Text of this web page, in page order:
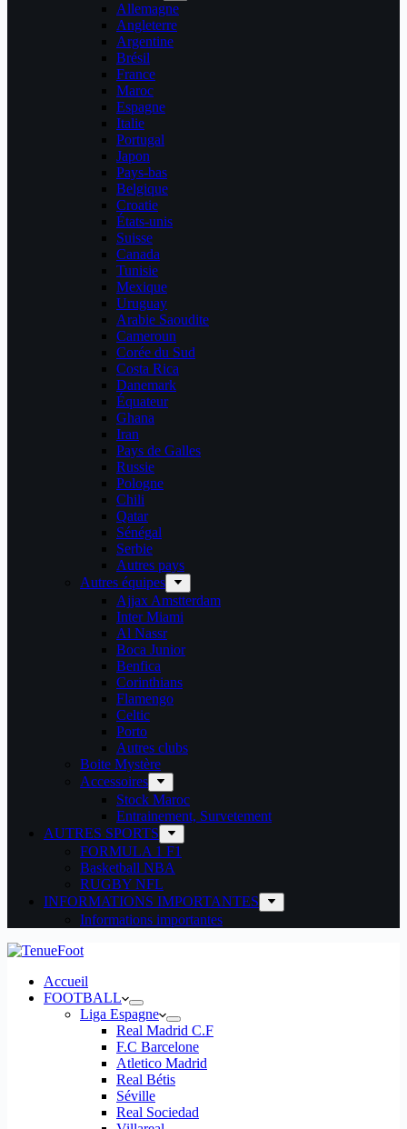
Allemagne
Angleterre
Argentine
Brésil
France
Maroc
Espagne
Italie
Portugal
Japon
Pays-bas
Belgique
Croatie
États-unis
Suisse
Canada
Tunisie
Mexique
Uruguay
Arabie Saoudite
Cameroun
Corée du Sud
Costa Rica
Danemark
Équateur
Ghana
Iran
Pays de Galles
Russie
Pologne
Chili
Qatar
Sénégal
Serbie
Autres pays
Autres équipes
Ajjax Amstterdam
Inter Miami
Al Nassr
Boca Junior
Benfica
Corinthians
Flamengo
Celtic
Porto
Autres clubs
Boite Mystère
Accessoires
Stock Maroc
Entrainement, Survetement
AUTRES SPORTS
FORMULA 1 F1
Basketball NBA
RUGBY NFL
INFORMATIONS IMPORTANTES
Informations importantes
Accueil
FOOTBALL
Liga Espagne
Real Madrid C.F
F.C Barcelone
Atletico Madrid
Real Bétis
Séville
Real Sociedad